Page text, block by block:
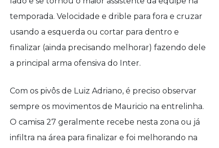
temporada. Velocidade e drible para fora e cruzar
usando a esquerda ou cortar para dentro e
finalizar (ainda precisando melhorar) fazendo dele
a principal arma ofensiva do Inter.
Com os pivôs de Luiz Adriano, é preciso observar
sempre os movimentos de Mauricio na entrelinha.
O camisa 27 geralmente recebe nesta zona ou já
infiltra na área para finalizar e foi melhorando na